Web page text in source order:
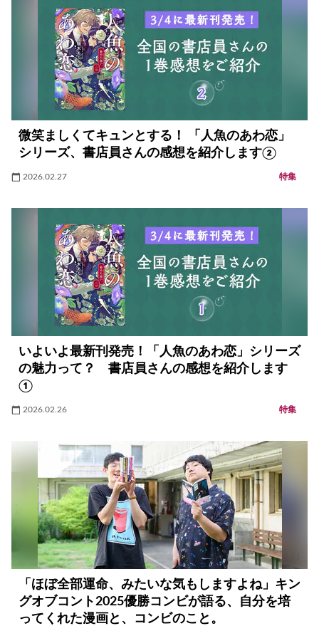
微笑ましくてキュンとする！ 「人魚のあわ恋」
シリーズ、書店員さんの感想を紹介します②
2026.02.27 特集
いよいよ最新刊発売！「人魚のあわ恋」シリーズ
の魅力って？ 書店員さんの感想を紹介します
①
2026.02.26 特集
「ほぼ全部運命、みたいな気もしますよね」キン
グオブコント2025優勝コンビが語る、自分を培
ってくれた漫画と、コンビのこと。